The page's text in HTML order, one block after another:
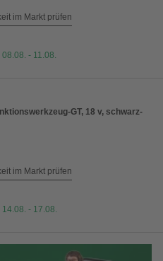
im Markt prüfen
- 11.08.
GT, 18 v, schwarz-
im Markt prüfen
- 17.08.